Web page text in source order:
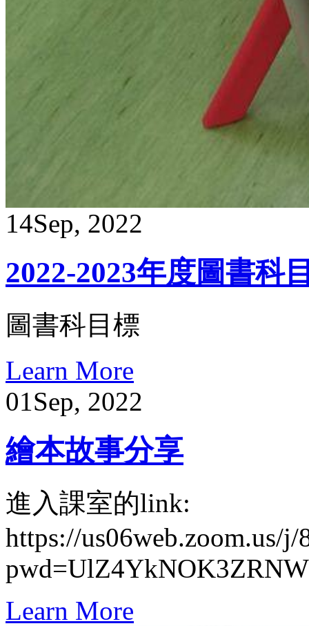
14Sep, 2022
2022-2023年度圖書科
圖書科目標
Learn More
01Sep, 2022
繪本故事分享
進入課室的link:
https://us06web.zoom.us/j/
Learn More